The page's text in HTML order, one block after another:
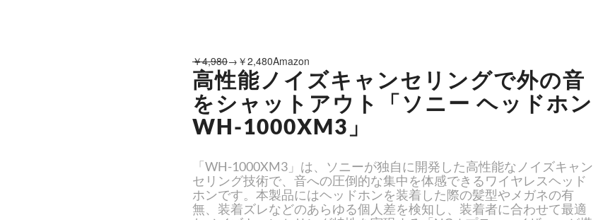
￥4,980→￥2,480Amazon
高性能ノイズキャンセリングで外の音
をシャットアウト「ソニー ヘッドホン
WH-1000XM3」
「WH-1000XM3」は、ソニーが独自に開発した高性能なノイズキャン
セリング技術で、音への圧倒的な集中を体感できるワイヤレスヘッド
ホンです。本製品にはヘッドホンを装着した際の髪型やメガネの有
無、装着ズレなどのあらゆる個人差を検知し、装着者に合わせて最適